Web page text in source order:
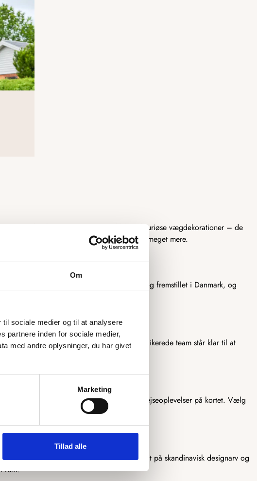
Om
sociale medier og til at analysere
partnere inden for sociale medier,
med andre oplysninger, du har givet
Marketing
Tillad alle
verdenskort i træ er mere end blot luksuriøse vægdekorationer – de
verdenskort, magnetiske verdenskort og meget mere.
Hvert kort er omhyggeligt designet og fremstillet i Danmark, og
din egen kommune.
efter dine ønsker og behov. Vores dedikerede team står klar til at
kortdesigns.
giver dig mulighed for at markere dine rejseoplevelser på kortet. Vælg
i Holstebro, hvor vi lægger stor vægt på skandinavisk designarv og
rum.